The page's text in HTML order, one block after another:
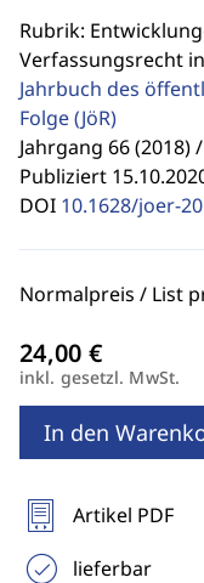
Rubrik:
Verfassungsrecht
Jahrbuch des
Folge(JöR)
Jahrgang 66 (2018) /
Publiziert
DOI 10.1628/joer-
Normalpreis / List
inkl. gesetzl. MwSt.
In den
Artikel PDF
lieferbar